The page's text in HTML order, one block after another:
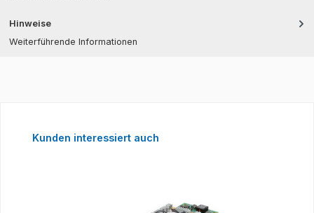
Hinweise
Weiterführende Informationen
Produktgalerie überspringen
Kunden interessiert auch